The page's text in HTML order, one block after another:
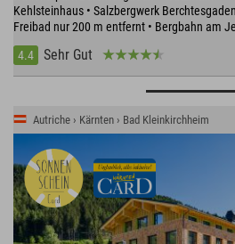
Kehlsteinhaus • Salzbergwerk
Freibad nur 200 m entfernt • Bergbahn am
4.4
Sehr Gut
Autriche › Kärnten › Bad Kleinkirchheim